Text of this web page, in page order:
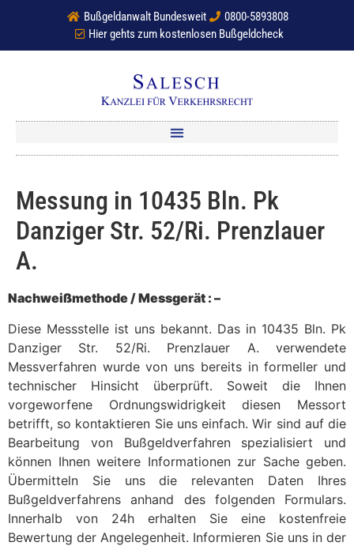
Bußgeldanwalt Bundesweit
0800-5893808
Hier gehts zum kostenlosen Bußgeldcheck
Messung in 10435 Bln. Pk
Danziger Str. 52/Ri. Prenzlauer
A.
Nachweißmethode / Messgerät : –
Diese Messstelle ist uns bekannt. Das in 10435 Bln. Pk
Danziger Str. 52/Ri. Prenzlauer A. verwendete
Messverfahren wurde von uns bereits in formeller und
technischer Hinsicht überprüft. Soweit die Ihnen
vorgeworfene Ordnungswidrigkeit diesen Messort
betrifft, so kontaktieren Sie uns einfach. Wir sind auf die
Bearbeitung von Bußgeldverfahren spezialisiert und
können Ihnen weitere Informationen zur Sache geben.
Übermitteln Sie uns die relevanten Daten Ihres
Bußgeldverfahrens anhand des folgenden Formulars.
Innerhalb von 24h erhalten Sie eine kostenfreie
Bewertung der Angelegenheit. Informieren Sie uns in der